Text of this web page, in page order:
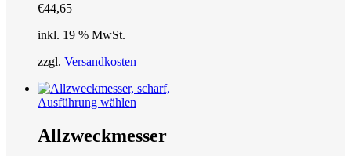
€44,65
inkl. 19 % MwSt.
zzgl. Versandkosten
Ausführung wählen
mehrere
Allzweckmesser